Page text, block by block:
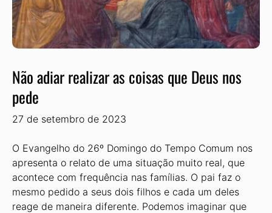
Não adiar realizar as coisas que Deus nos
pede
27 de setembro de 2023
O Evangelho do 26º Domingo do Tempo Comum nos
apresenta o relato de uma situação muito real, que
acontece com frequência nas famílias. O pai faz o
mesmo pedido a seus dois filhos e cada um deles
reage de maneira diferente. Podemos imaginar que